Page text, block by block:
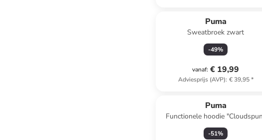
Puma
Sweatbroek zwart
-49%
vanaf: € 19,99
Adviesprijs (AVP): € 39,95*
Puma
Functionele hoodie
antraciet
-51%